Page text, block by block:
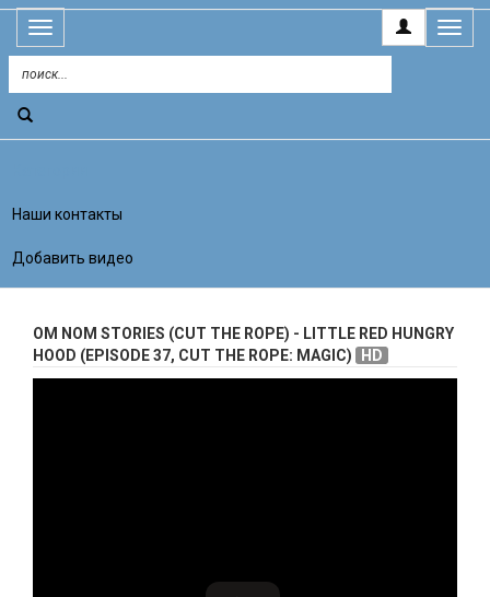
Открыть
меню
меню
Наши контакты
Добавить видео
OM NOM STORIES (CUT THE ROPE) - LITTLE RED HUNGRY
HOOD (EPISODE 37, CUT THE ROPE: MAGIC)
HD